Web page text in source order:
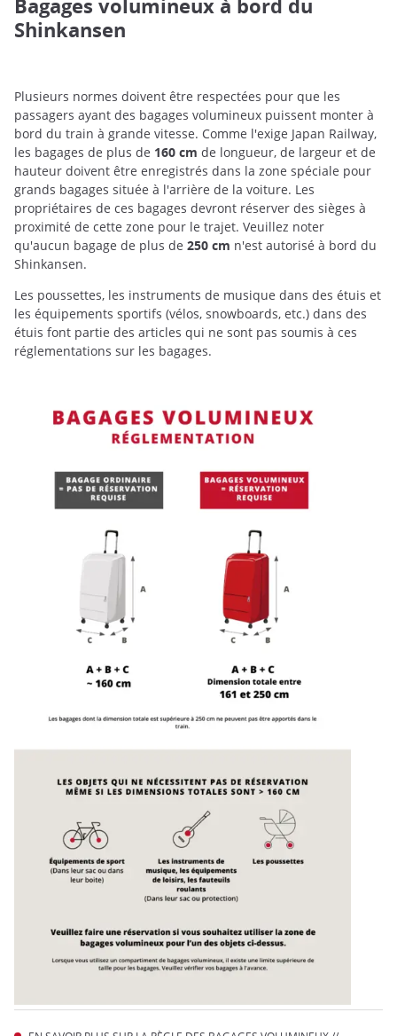
Bagages volumineux à bord du
Shinkansen
Plusieurs normes doivent être respectées pour que les
passagers ayant des bagages volumineux puissent monter à
bord du train à grande vitesse. Comme l'exige Japan Railway,
les bagages de plus de 160 cm de longueur, de largeur et de
hauteur doivent être enregistrés dans la zone spéciale pour
grands bagages située à l'arrière de la voiture. Les
propriétaires de ces bagages devront réserver des sièges à
proximité de cette zone pour le trajet. Veuillez noter
qu'aucun bagage de plus de 250 cm n'est autorisé à bord du
Shinkansen.
Les poussettes, les instruments de musique dans des étuis et
les équipements sportifs (vélos, snowboards, etc.) dans des
étuis font partie des articles qui ne sont pas soumis à ces
réglementations sur les bagages.